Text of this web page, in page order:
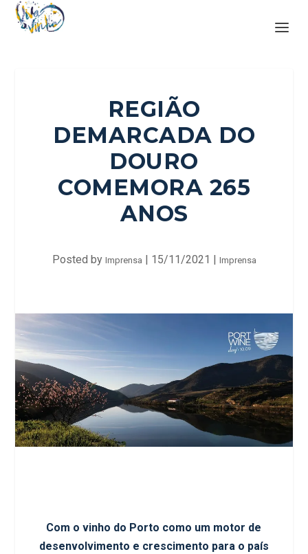
REGIÃO
DEMARCADA DO
DOURO
COMEMORA 265
ANOS
Posted by Imprensa | 15/11/2021 | Imprensa
Com o vinho do Porto como um motor de
desenvolvimento e crescimento para o país